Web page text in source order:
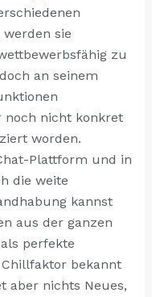
sie
zu
an seinem
noch nicht konkret
worden.
Plattform und in
die weite
kannst
aus der ganzen
perfekte
bekannt
aber nichts Neues,